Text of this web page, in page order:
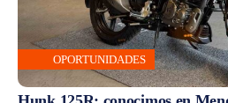
OPORTUNIDADES